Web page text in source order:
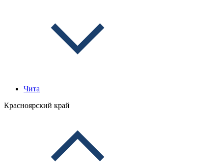
Чита
Красноярский край